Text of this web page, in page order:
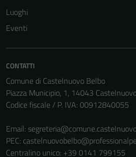
Luoghi
Eventi
CONTATTI
Comune di Castelnuovo Belbo
Piazza Municipio, 1, 14043
Codice fiscale / P. IVA: 00912840055
Email:
PEC:
Centralino unico: +39 0141 799155